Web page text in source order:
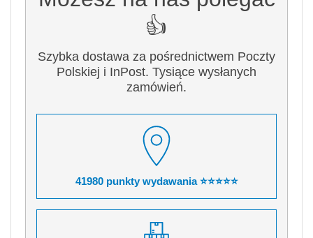
👍
Szybka dostawa za pośrednictwem Poczty
Polskiej i InPost. Tysiące wysłanych
zamówień.
41980 punkty wydawania ⭐⭐⭐⭐⭐